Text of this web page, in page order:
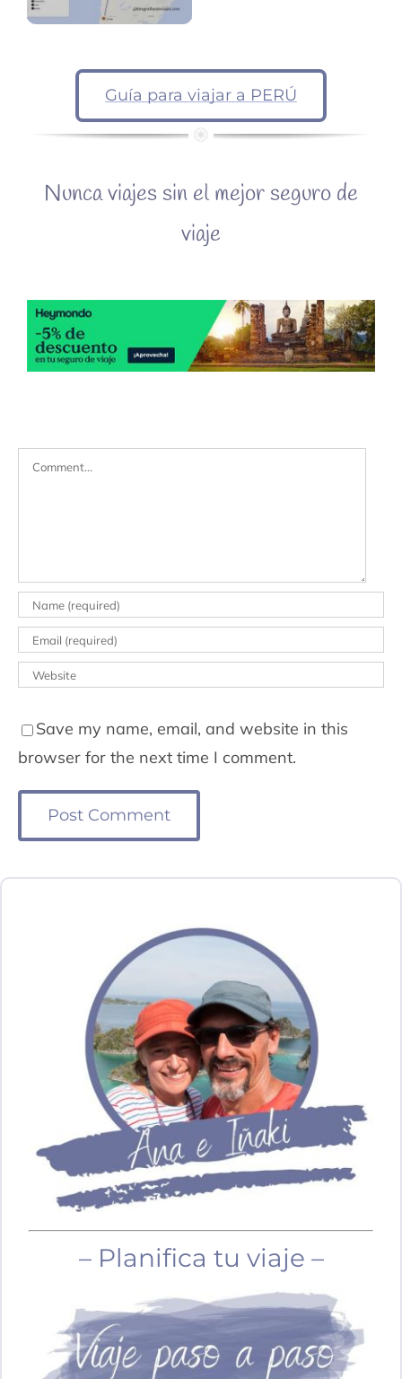
Guía para viajar a PERÚ
Nunca viajes sin el mejor seguro de
viaje
Comment
Save my name, email, and website in this
browser for the next time I comment.
– Planifica tu viaje –